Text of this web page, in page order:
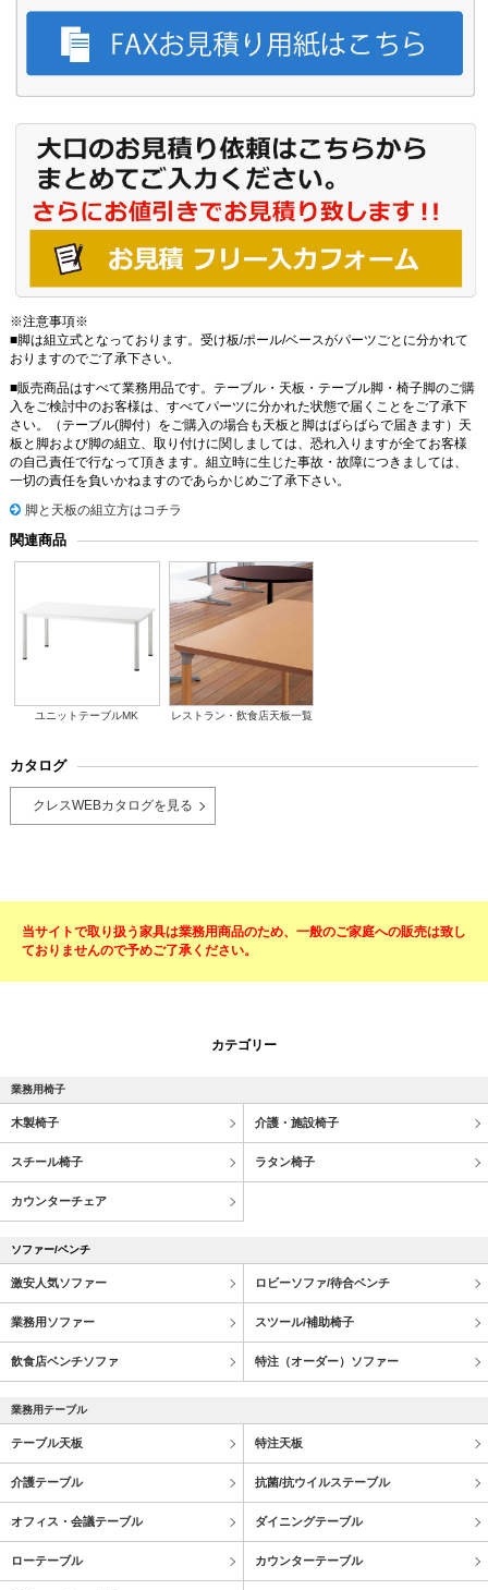
※注意事項※
■脚は組立式となっております。受け板/ポール/ベースがパーツごとに分かれて
おりますのでご了承下さい。
■販売商品はすべて業務用品です。テーブル・天板・テーブル脚・椅子脚のご購
入をご検討中のお客様は、すべてパーツに分かれた状態で届くことをご了承下
さい。（テーブル(脚付）をご購入の場合も天板と脚はばらばらで届きます）天
板と脚および脚の組立、取り付けに関しましては、恐れ入りますが全てお客様
の自己責任で行なって頂きます。組立時に生じた事故・故障につきましては、
一切の責任を負いかねますのであらかじめご了承下さい。
脚と天板の組立方はコチラ
関連商品
ユニットテーブルMK レストラン・飲食店天板一覧
カタログ
クレスWEBカタログを見る
当サイトで取り扱う家具は業務用商品のため、一般のご家庭への販売は致し
ておりませんので予めご了承ください。
カテゴリー
業務用椅子
木製椅子 介護・施設椅子
スチール椅子 ラタン椅子
カウンターチェア
ソファー/ベンチ
激安人気ソファー ロビーソファ/待合ベンチ
業務用ソファー スツール/補助椅子
飲食店ベンチソファ 特注（オーダー）ソファー
業務用テーブル
テーブル天板 特注天板
介護テーブル 抗菌/抗ウイルステーブル
オフィス・会議テーブル ダイニングテーブル
ローテーブル カウンターテーブル